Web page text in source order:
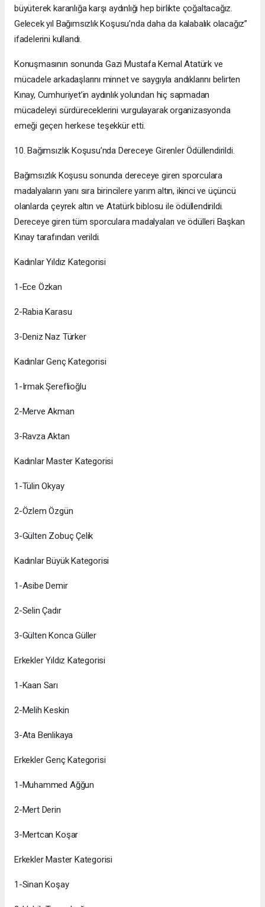
büyüterek karanlığa karşı aydınlığı hep birlikte çoğaltacağız.
Gelecek yıl Bağımsızlık Koşusu’nda daha da kalabalık olacağız”
ifadelerini kullandı.
Konuşmasının sonunda Gazi Mustafa Kemal Atatürk ve
mücadele arkadaşlarını minnet ve saygıyla andıklarını belirten
Kınay, Cumhuriyet’in aydınlık yolundan hiç sapmadan
mücadeleyi sürdüreceklerini vurgulayarak organizasyonda
emeği geçen herkese teşekkür etti.
10. Bağımsızlık Koşusu’nda Dereceye Girenler Ödüllendirildi.
Bağımsızlık Koşusu sonunda dereceye giren sporculara
madalyaların yanı sıra birincilere yarım altın, ikinci ve üçüncü
olanlarda çeyrek altın ve Atatürk biblosu ile ödüllendirildi.
Dereceye giren tüm sporculara madalyaları ve ödülleri Başkan
Kınay tarafından verildi.
Kadınlar Yıldız Kategorisi
1-Ece Özkan
2-Rabia Karasu
3-Deniz Naz Türker
Kadınlar Genç Kategorisi
1-Irmak Şereflioğlu
2-Merve Akman
3-Ravza Aktan
Kadınlar Master Kategorisi
1-Tülin Okyay
2-Özlem Özgün
3-Gülten Zobuç Çelik
Kadınlar Büyük Kategorisi
1-Asibe Demir
2-Selin Çadır
3-Gülten Konca Güller
Erkekler Yıldız Kategorisi
1-Kaan Sarı
2-Melih Keskin
3-Ata Benlikaya
Erkekler Genç Kategorisi
1-Muhammed Ağğun
2-Mert Derin
3-Mertcan Koşar
Erkekler Master Kategorisi
1-Sinan Koşay